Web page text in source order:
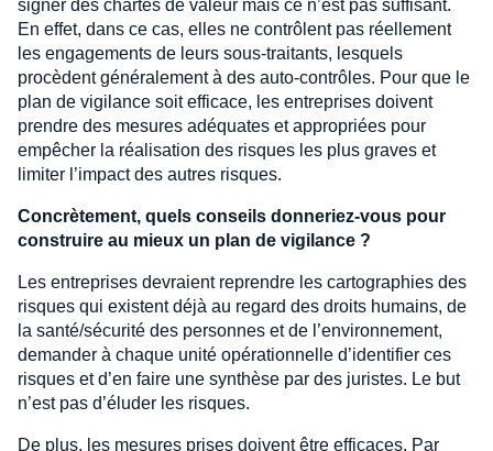
signer des chartes de valeur mais ce n’est pas suffisant.
En effet, dans ce cas, elles ne contrôlent pas réellement
les engagements de leurs sous-traitants, lesquels
procèdent généralement à des auto-contrôles. Pour que le
plan de vigilance soit efficace, les entreprises doivent
prendre des mesures adéquates et appropriées pour
empêcher la réalisation des risques les plus graves et
limiter l’impact des autres risques.
Concrètement, quels conseils donneriez-vous pour
construire au mieux un plan de vigilance ?
Les entreprises devraient reprendre les cartographies des
risques qui existent déjà au regard des droits humains, de
la santé/sécurité des personnes et de l’environnement,
demander à chaque unité opérationnelle d’identifier ces
risques et d’en faire une synthèse par des juristes. Le but
n’est pas d’éluder les risques.
De plus, les mesures prises doivent être efficaces. Par